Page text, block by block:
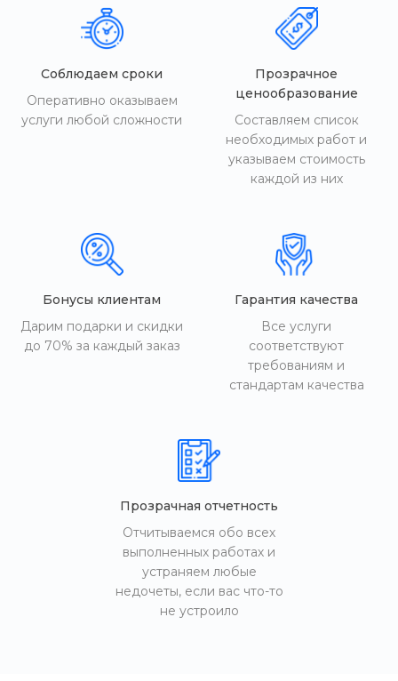
Соблюдаем сроки
Оперативно оказываем
услуги любой сложности
Прозрачное
ценообразование
Составляем список
необходимых работ и
указываем стоимость
каждой из них
Бонусы клиентам
Дарим подарки и скидки
до 70% за каждый заказ
Гарантия качества
Все услуги
соответствуют
требованиям и
стандартам качества
Прозрачная отчетность
Отчитываемся обо всех
выполненных работах и
устраняем любые
недочеты, если вас что-то
не устроило